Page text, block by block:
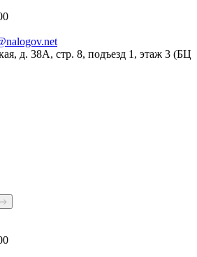
д. 38А, стр. 8, подъезд 1, этаж 3 (БЦ